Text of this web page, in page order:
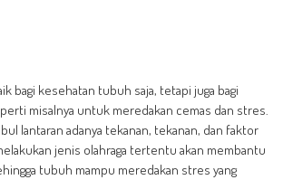
bagi kesehatan tubuh saja, tetapi juga bagi
misalnya untuk meredakan cemas dan stres.
lantaran adanya tekanan, tekanan, dan faktor
jenis olahraga tertentu akan membantu
tubuh mampu meredakan stres yang